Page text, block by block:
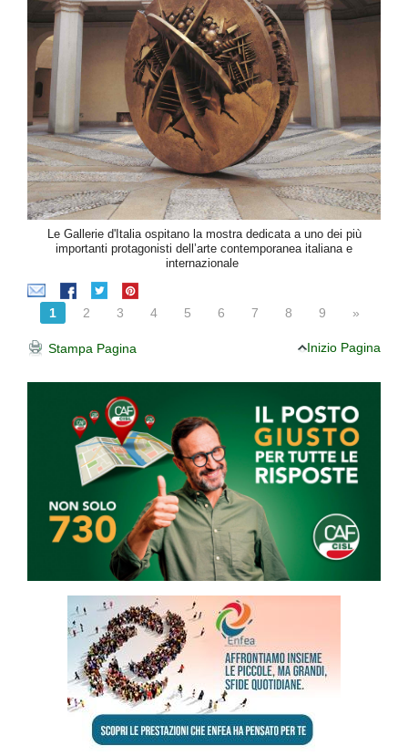
Le Gallerie d'Italia ospitano la mostra dedicata a uno dei più
importanti protagonisti dell’arte contemporanea italiana e
internazionale
1 2 3 4 5 6 7 8 9 »
Stampa Pagina Inizio Pagina